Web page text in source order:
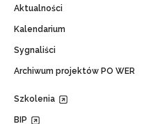
Aktualności
Kalendarium
Sygnaliści
Archiwum projektów PO WER
Szkolenia
BIP